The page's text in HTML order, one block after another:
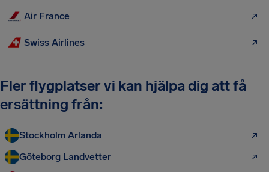
Air France
Swiss Airlines
Fler flygplatser vi kan hjälpa dig att få
ersättning från:
Stockholm Arlanda
Göteborg Landvetter